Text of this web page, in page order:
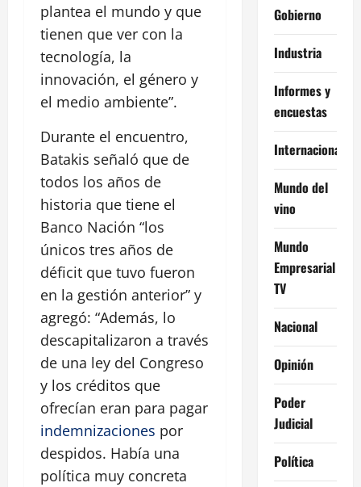
plantea el mundo y que
tienen que ver con la
tecnología, la
innovación, el género y
el medio ambiente”.
Durante el encuentro,
Batakis señaló que de
todos los años de
historia que tiene el
Banco Nación “los
únicos tres años de
déficit que tuvo fueron
en la gestión anterior” y
agregó: “Además, lo
descapitalizaron a través
de una ley del Congreso
y los créditos que
ofrecían eran para pagar
indemnizaciones por
despidos. Había una
política muy concreta
Gobierno
Industria
Informes y
encuestas
Internacional
Mundo del
vino
Mundo
Empresarial
TV
Nacional
Opinión
Poder
Judicial
Política